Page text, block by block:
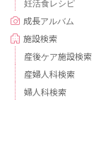
妊活食レシピ
成長アルバム
施設検索
産後ケア施設検索
産婦人科検索
婦人科検索